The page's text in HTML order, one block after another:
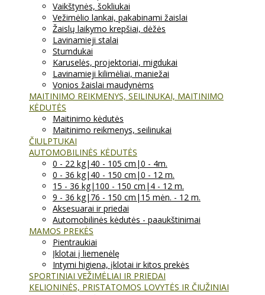
Vaikštynės, šokliukai
Vežimėlio lankai, pakabinami žaislai
Žaislų laikymo krepšiai, dėžės
Lavinamieji stalai
Stumdukai
Karuselės, projektoriai, migdukai
Lavinamieji kilimėliai, maniežai
Vonios žaislai maudynėms
MAITINIMO REIKMENYS, SEILINUKAI, MAITINIMO
KĖDUTĖS
Maitinimo kėdutės
Maitinimo reikmenys, seilinukai
ČIULPTUKAI
AUTOMOBILINĖS KĖDUTĖS
0 - 22 kg|40 - 105 cm|0 - 4m.
0 - 36 kg|40 - 150 cm|0 - 12 m.
15 - 36 kg|100 - 150 cm|4 - 12 m.
9 - 36 kg|76 - 150 cm|15 mėn. - 12 m.
Aksesuarai ir priedai
Automobilinės kėdutės - paaukštinimai
MAMOS PREKĖS
Pientraukiai
Įklotai į liemenėlę
Intymi higiena, įklotai ir kitos prekės
SPORTINIAI VEŽIMĖLIAI IR PRIEDAI
KELIONINĖS, PRISTATOMOS LOVYTĖS IR ČIUŽINIAI